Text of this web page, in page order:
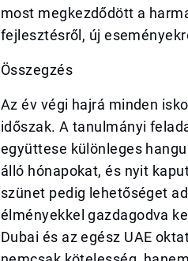
most megkezdődött a
fejlesztésről, új
Összegzés
Az év végi hajrá minden
időszak. A tanulmányi
együttese különleges
álló hónapokat, és nyit
szünet pedig lehetőséget
élményekkel gazdagodva
Dubai és az egész UAE